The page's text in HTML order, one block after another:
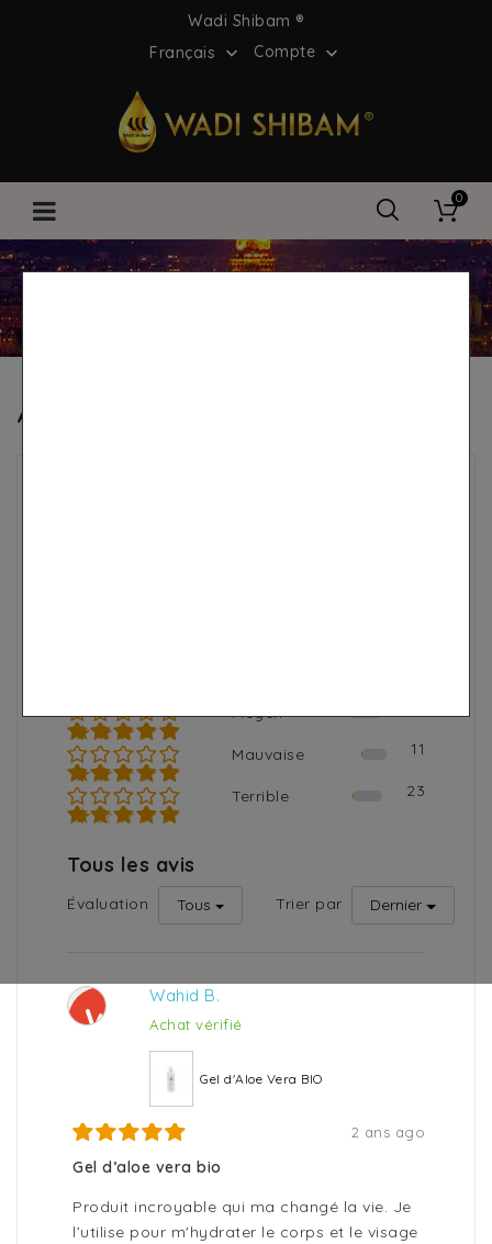
Wadi Shibam ®
Français
 Compte 
0
Avis des clients
★★★☆☆
Moyen
★★☆☆☆
Mauvaise 11
★☆☆☆☆
Terrible 23
Tous les avis
Évaluation Tous Trier par Dernier
W
Wahid B.
Achat vérifié
Gel d'Aloe Vera BIO
2 ans ago
Gel d’aloe vera bio
Produit incroyable qui ma changé la vie. Je
l’utilise pour m'hydrater le corps et le visage